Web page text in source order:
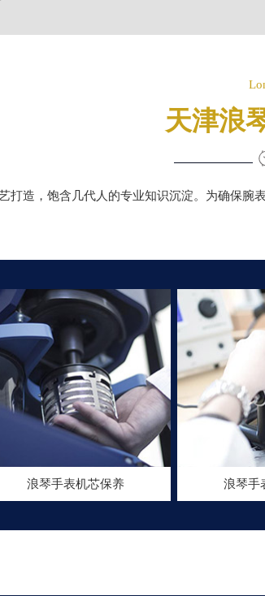
天津浪
打造，饱含几代人的专业知识沉淀。为确保腕
浪琴手表机芯保养 浪琴手